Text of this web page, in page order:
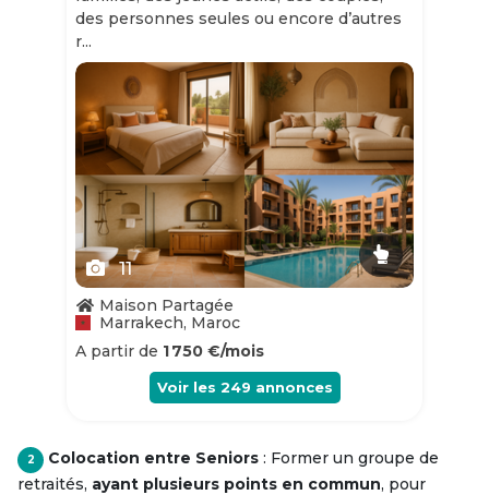
des personnes seules ou encore d’autres
r...
Slide 1 of 11
11
Maison Partagée
Marrakech, Maroc
A partir de 1 750 €/mois
Voir les 249 annonces
2 Colocation entre Seniors : Former un groupe de
retraités, ayant plusieurs points en commun, pour